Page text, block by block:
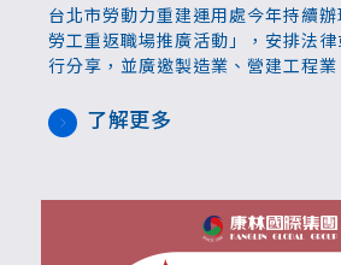
台北市勞動力重建運用處今年持續
勞工重返職場推廣活動」，安排法
行分享，並廣邀製造業、營建工程
戰，協助勞工在遭遇職災後能即時獲
職場。
了解更多